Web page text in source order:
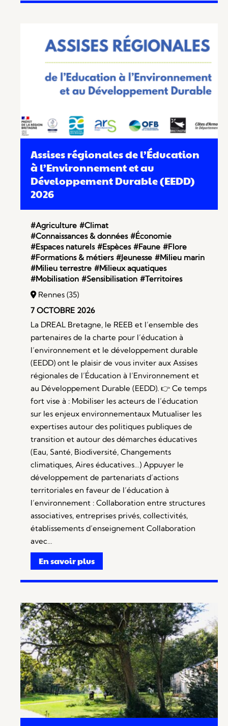
Assises régionales de l’Éducation
à l’Environnement et au
Développement Durable (EEDD)
2026
#Agriculture #Climat
#Connaissances & données #Économie
#Espaces naturels #Espèces #Faune #Flore
#Formations & métiers #Jeunesse #Milieu marin
#Milieu terrestre #Milieux aquatiques
#Mobilisation #Sensibilisation #Territoires
Rennes (35)
7 OCTOBRE 2026
La DREAL Bretagne, le REEB et l’ensemble des
partenaires de la charte pour l’éducation à
l’environnement et le développement durable
(EEDD) ont le plaisir de vous inviter aux Assises
régionales de l’Éducation à l’Environnement et
au Développement Durable (EEDD). 👉 Ce temps
fort vise à : Mobiliser les acteurs de l’éducation
sur les enjeux environnementaux Mutualiser les
expertises autour des politiques publiques de
transition et autour des démarches éducatives
(Eau, Santé, Biodiversité, Changements
climatiques, Aires éducatives…) Appuyer le
développement de partenariats d’actions
territoriales en faveur de l’éducation à
l’environnement : Collaboration entre structures
associatives, entreprises privés, collectivités,
établissements d’enseignement Collaboration
avec…
En savoir plus